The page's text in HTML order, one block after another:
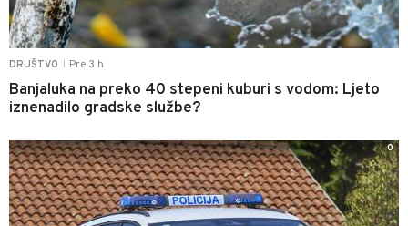
DRUŠTVO Pre 3 h
Banjaluka na preko 40 stepeni kuburi s vodom: Ljeto
iznenadilo gradske službe?
0